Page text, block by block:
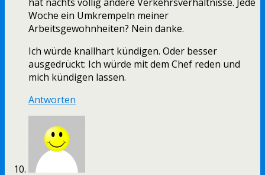
Woche ein Umkrempeln meiner
Arbeitsgewohnheiten? Nein danke.
Ich würde knallhart kündigen. Oder besser
ausgedrückt: Ich würde mit dem Chef reden und
mich kündigen lassen.
Antworten